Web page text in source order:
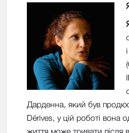
Дарденна, який був
Dérives, у цій роботі вона